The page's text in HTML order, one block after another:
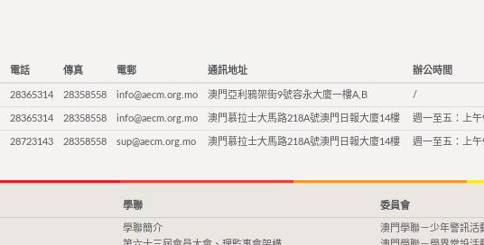
電話 傳真 電郵 通訊地址 辦公時間
28365314 28358558 info@aecm.org.mo 澳門亞利鴉架街9號容永大廈一樓A,B /
28365314 28358558 info@aecm.org.mo 澳門慕拉士大馬路218A號澳門日報大廈14樓 週一至五：上
28723143 28358558 sup@aecm.org.mo 澳門慕拉士大馬路218A號澳門日報大廈14樓 週一至五：上
學聯
學聯簡介
委員會
澳門學聯－少年警訊活